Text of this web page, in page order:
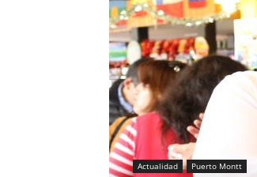
Actualidad Puerto Montt